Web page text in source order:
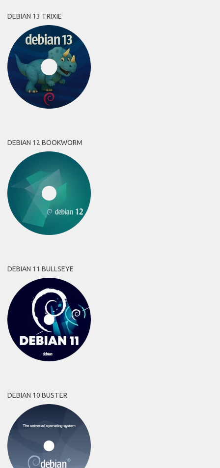
DEBIAN 13 TRIXIE
DEBIAN 12 BOOKWORM
DEBIAN 11 BULLSEYE
DEBIAN 10 BUSTER